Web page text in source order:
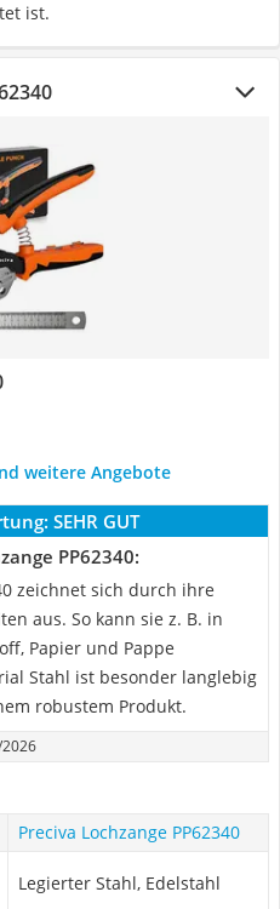
ist.
weitere Angebote
SEHR GUT
PP62340:
zeichnet sich durch ihre
aus. So kann sie z. B. in
Papier und Pappe
Stahl ist besonder langlebig
robustem Produkt.
Preciva Lochzange PP62340
Legierter Stahl, Edelstahl